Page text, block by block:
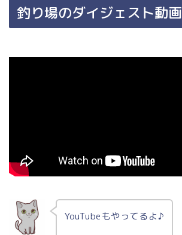
釣り場のダイジェスト動画
YouTubeもやってるよ♪